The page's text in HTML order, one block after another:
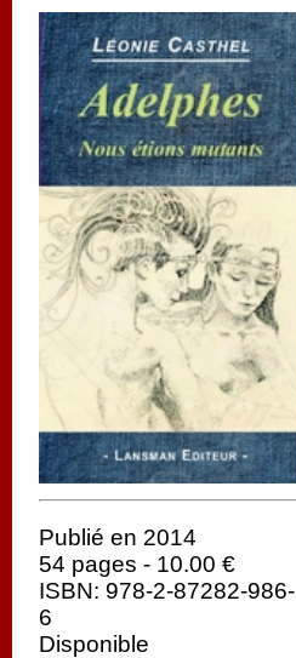
Publié en 2014
54 pages - 10.00 €
ISBN: 978-2-87282-986-
6
Disponible